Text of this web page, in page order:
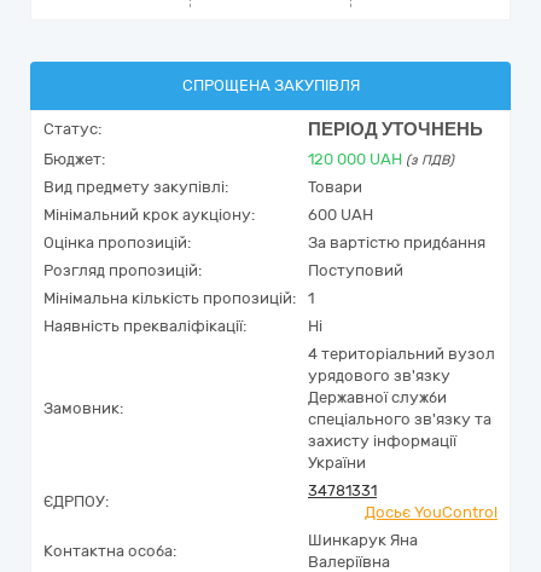
СПРОЩЕНА ЗАКУПІВЛЯ
Статус: ПЕРІОД УТОЧНЕНЬ
Бюджет: 120 000 UAH (з ПДВ)
Вид предмету закупівлі:
Товари
Мінімальний крок аукціону:
600 UAH
Оцінка пропозицій:
За вартістю придбання
Розгляд пропозицій:
Поступовий
Мінімальна кількість пропозицій:
1
Наявність прекваліфікації:
Ні
Замовник:
4 територіальний вузол
урядового зв'язку
Державної служби
спеціального зв'язку та
захисту інформації
України
ЄДРПОУ:
34781331
Досьє YouControl
Контактна особа:
Шинкарук Яна
Валеріївна